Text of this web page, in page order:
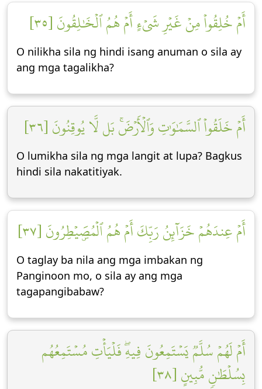
أَمۡ خُلِقُواْ مِنۡ غَيۡرِ شَيۡءٍ أَمۡ هُمُ ٱلۡخَٰلِقُونَ [٣٥]
O nilikha sila ng hindi isang anuman o sila ay
ang mga tagalikha?
أَمۡ خَلَقُواْ ٱلسَّمَٰوَٰتِ وَٱلۡأَرۡضَۚ بَل لَّا يُوقِنُونَ [٣٦]
O lumikha sila ng mga langit at lupa? Bagkus
hindi sila nakatitiyak.
أَمۡ عِندَهُمۡ خَزَآئِنُ رَبِّكَ أَمۡ هُمُ ٱلۡمُصَۜيۡطِرُونَ [٣٧]
O taglay ba nila ang mga imbakan ng
Panginoon mo, o sila ay ang mga
tagapangibabaw?
أَمۡ لَهُمۡ سُلَّمٞ يَسۡتَمِعُونَ فِيهِۖ فَلۡيَأۡتِ مُسۡتَمِعُهُم
بِسُلۡطَٰنٖ مُّبِينٍ [٣٨]